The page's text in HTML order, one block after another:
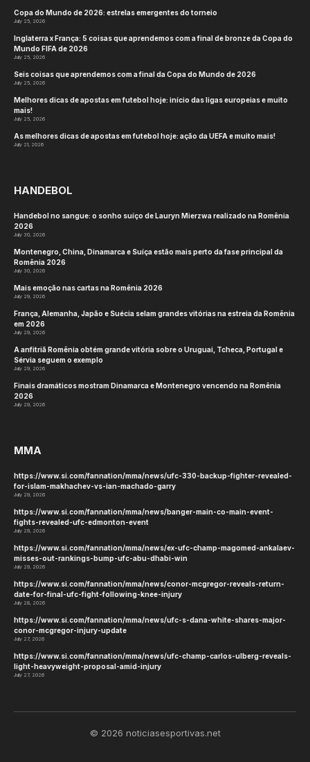
Copa do Mundo de 2026: estrelas emergentes do torneio
July 25, 2026
Inglaterra x França: 5 coisas que aprendemos com a final de bronze da Copa do
Mundo FIFA de 2026
July 25, 2026
Seis coisas que aprendemos com a final da Copa do Mundo de 2026
July 25, 2026
Melhores dicas de apostas em futebol hoje: início das ligas europeias e muito
mais!
July 25, 2026
As melhores dicas de apostas em futebol hoje: ação da UEFA e muito mais!
July 21, 2026
HANDEBOL
Handebol no sangue: o sonho suíço de Lauryn Mierzwa realizado na Romênia
2026
July 30, 2026
Montenegro, China, Dinamarca e Suíça estão mais perto da fase principal da
Romênia 2026
July 30, 2026
Mais emoção nas cartas na Romênia 2026
July 29, 2026
França, Alemanha, Japão e Suécia selam grandes vitórias na estreia da Romênia
em 2026
July 29, 2026
A anfitriã Romênia obtém grande vitória sobre o Uruguai, Tcheca, Portugal e
Sérvia seguem o exemplo
July 29, 2026
Finais dramáticos mostram Dinamarca e Montenegro vencendo na Romênia
2026
July 29, 2026
MMA
https://www.si.com/fannation/mma/news/ufc-330-backup-fighter-revealed-
for-islam-makhachev-vs-ian-machado-garry
July 29, 2026
https://www.si.com/fannation/mma/news/banger-main-co-main-event-
fights-revealed-ufc-edmonton-event
July 29, 2026
https://www.si.com/fannation/mma/news/ex-ufc-champ-magomed-ankalaev-
misses-out-rankings-bump-ufc-abu-dhabi-win
July 29, 2026
https://www.si.com/fannation/mma/news/conor-mcgregor-reveals-return-
date-for-final-ufc-fight-following-knee-injury
July 28, 2026
https://www.si.com/fannation/mma/news/ufc-s-dana-white-shares-major-
conor-mcgregor-injury-update
July 27, 2026
https://www.si.com/fannation/mma/news/ufc-champ-carlos-ulberg-reveals-
light-heavyweight-proposal-amid-injury
July 27, 2026
© 2026 noticiasesportivas.net